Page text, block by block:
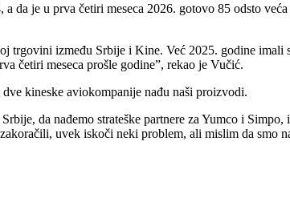
da je u prva četiri meseca 2026. gotovo 85 odsto
trgovini između Srbije i Kine. Već 2025. godine imali
četiri meseca prošle godine”, rekao je Vučić.
kineske aviokompanije nađu naši proizvodi.
da nađemo strateške partnere za Yumco i Simpo,
uvek iskoči neki problem, ali mislim da smo